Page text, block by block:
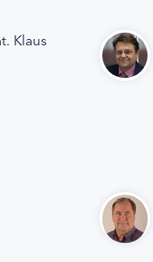
Klaus